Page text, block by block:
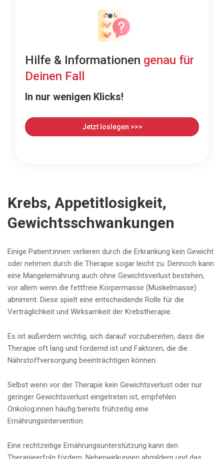
Hilfe & Informationen genau für
Deinen Fall
In nur wenigen Klicks!
Jetzt loslegen >>>
Krebs, Appetitlosigkeit,
Gewichtsschwankungen
Einige Patient:innen verlieren durch die Erkrankung kein Gewicht
oder nehmen durch die Therapie sogar leicht zu. Dennoch kann
eine Mangelernährung auch ohne Gewichtsverlust bestehen,
vor allem wenn die fettfreie Körpermasse (Muskelmasse)
abnimmt. Diese spielt eine entscheidende Rolle für die
Verträglichkeit und Wirksamkeit der Krebstherapie.
Es ist außerdem wichtig, sich darauf vorzubereiten, dass die
Therapie oft lang und fordernd ist und Faktoren, die die
Nährstoffversorgung beeinträchtigen können.
Selbst wenn vor der Therapie kein Gewichtsverlust oder nur
geringer Gewichtsverlust eingetreten ist, empfehlen
Onkolog:innen häufig bereits frühzeitig eine
Ernährungsintervention.
Eine rechtzeitige Ernährungsunterstützung kann den